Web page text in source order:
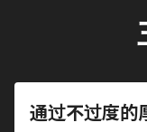
通过不过度的